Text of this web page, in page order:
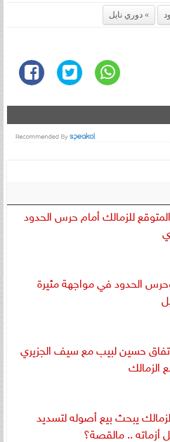
دوري نايل
للزمالك أمام حرس الحدود
الحدود في مواجهة مثيرة
حسين لبيب مع سيف الجزيري
الزمالك
يبحث بيع أصوله لتسديد
أزماته .. مالقصة؟